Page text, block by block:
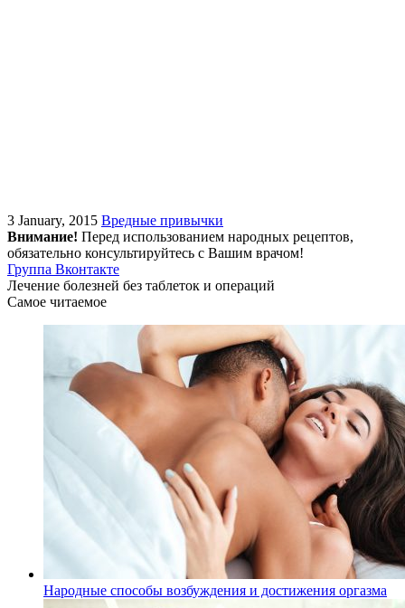
3 January, 2015 Вредные привычки
Внимание! Перед использованием народных рецептов,
обязательно консультируйтесь с Вашим врачом!
Группа Вконтакте
Лечение болезней без таблеток и операций
Самое читаемое
Народные способы возбуждения и достижения оргазма